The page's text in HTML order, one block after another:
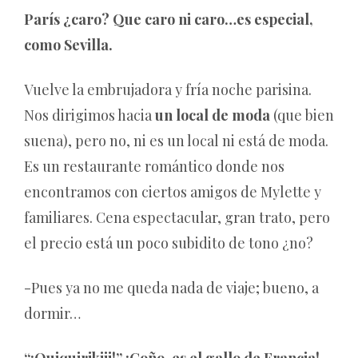
París ¿caro? Que caro ni caro…es especial,
como Sevilla.
Vuelve la embrujadora y fría noche parisina.
Nos dirigimos haciaun local de moda (que bien
suena), pero no, ni es un local ni está de moda.
Es un restaurante romántico donde nos
encontramos con ciertos amigos de Mylette y
familiares. Cena espectacular, gran trato, pero
el precio está un poco subidito de tono ¿no?
-Pues ya no me queda nada de viaje; bueno, a
dormir…